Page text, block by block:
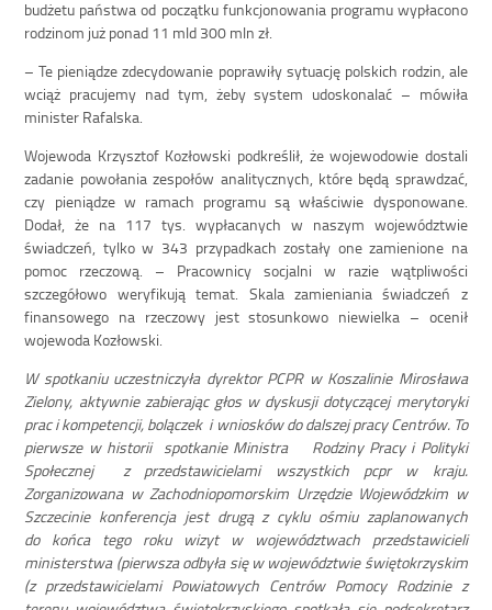
budżetu państwa od początku funkcjonowania programu wypłacono
rodzinom już ponad 11 mld 300 mln zł.
– Te pieniądze zdecydowanie poprawiły sytuację polskich rodzin, ale
wciąż pracujemy nad tym, żeby system udoskonalać – mówiła
minister Rafalska.
Wojewoda Krzysztof Kozłowski podkreślił, że wojewodowie dostali
zadanie powołania zespołów analitycznych, które będą sprawdzać,
czy pieniądze w ramach programu są właściwie dysponowane.
Dodał, że na 117 tys. wypłacanych w naszym województwie
świadczeń, tylko w 343 przypadkach zostały one zamienione na
pomoc rzeczową. – Pracownicy socjalni w razie wątpliwości
szczegółowo weryfikują temat. Skala zamieniania świadczeń z
finansowego na rzeczowy jest stosunkowo niewielka – ocenił
wojewoda Kozłowski.
W spotkaniu uczestniczyła dyrektor PCPR w Koszalinie Mirosława
Zielony, aktywnie zabierając głos w dyskusji dotyczącej merytoryki
prac i kompetencji, bolączek i wniosków do dalszej pracy Centrów. To
pierwsze w historii spotkanie Ministra Rodziny Pracy i Polityki
Społecznej z przedstawicielami wszystkich pcpr w kraju.
Zorganizowana w Zachodniopomorskim Urzędzie Wojewódzkim w
Szczecinie konferencja jest drugą z cyklu ośmiu zaplanowanych
do końca tego roku wizyt w województwach przedstawicieli
ministerstwa (pierwsza odbyła się w województwie świętokrzyskim
(z przedstawicielami Powiatowych Centrów Pomocy Rodzinie z